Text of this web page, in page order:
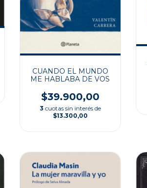
CUANDO EL MUNDO
ME HABLABA DE VOS
$39.900,00
3 cuotas sin interés de
$13.300,00